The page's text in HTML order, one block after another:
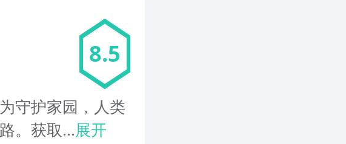
8.5
守护家园，人类
。获取...展开